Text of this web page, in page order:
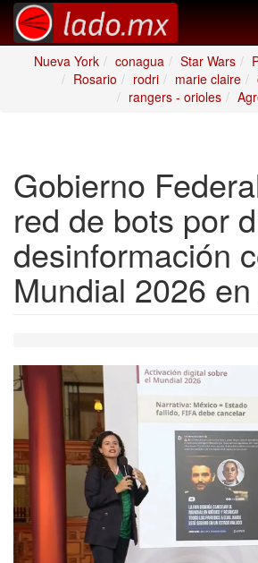
Nueva York conagua Star Wars
Rosario
rodri marie claire
rangers - orioles
Gobierno
red de bots por
desinformación
Mundial 2026